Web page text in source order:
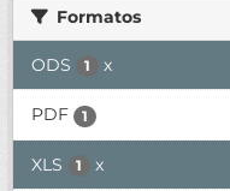
Formatos
ODS 1 x
PDF 1
XLS 1 x